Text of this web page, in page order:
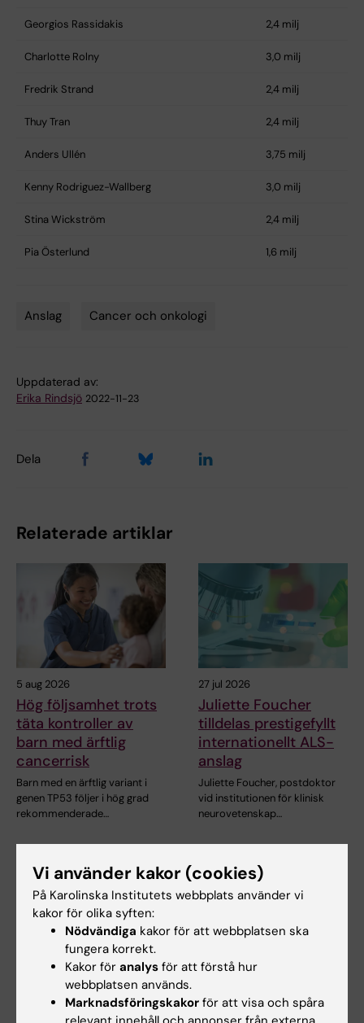
Georgios Rassidakis 2,4 milj
Charlotte Rolny 3,0 milj
Fredrik Strand 2,4 milj
Thuy Tran 2,4 milj
Anders Ullén 3,75 milj
Kenny Rodriguez-Wallberg 3,0 milj
Stina Wickström 2,4 milj
Pia Österlund 1,6 milj
Anslag Cancer och onkologi
Uppdaterad av:
Erika Rindsjö 2022-11-23
Dela
Relaterade artiklar
5 aug 2026
Hög följsamhet trots
täta kontroller av
barn med ärftlig
cancerrisk
Barn med en ärftlig variant i
genen TP53 följer i hög grad
rekommenderade…
27 jul 2026
Juliette Foucher
tilldelas prestigefyllt
internationellt ALS-
anslag
Juliette Foucher, postdoktor
vid institutionen för klinisk
neurovetenskap…
24 jul 2026
Två KI-forskare får
Helena Karlström får
Vi använder kakor (cookies)
På Karolinska Institutets webbplats använder vi
kakor för olika syften:
Nödvändiga kakor för att webbplatsen ska
fungera korrekt.
Kakor för analys för att förstå hur
webbplatsen används.
Marknadsföringskakor för att visa och spåra